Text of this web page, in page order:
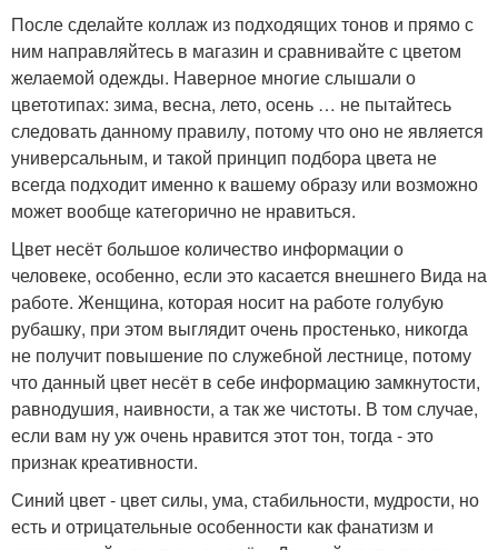
После сделайте коллаж из подходящих тонов и прямо с
ним направляйтесь в магазин и сравнивайте с цветом
желаемой одежды. Наверное многие слышали о
цветотипах: зима, весна, лето, осень … не пытайтесь
следовать данному правилу, потому что оно не является
универсальным, и такой принцип подбора цвета не
всегда подходит именно к вашему образу или возможно
может вообще категорично не нравиться.
Цвет несёт большое количество информации о
человеке, особенно, если это касается внешнего Вида на
работе. Женщина, которая носит на работе голубую
рубашку, при этом выглядит очень простенько, никогда
не получит повышение по служебной лестнице, потому
что данный цвет несёт в себе информацию замкнутости,
равнодушия, наивности, а так же чистоты. В том случае,
если вам ну уж очень нравится этот тон, тогда - это
признак креативности.
Синий цвет - цвет силы, ума, стабильности, мудрости, но
есть и отрицательные особенности как фанатизм и